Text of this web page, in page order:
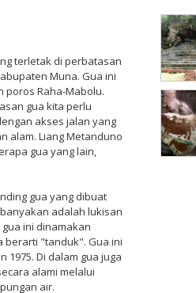
terletak di perbatasan
Muna. Gua ini
poros Raha-Mabolu.
gua kita perlu
akses jalan yang
alam. Liang Metanduno
gua yang lain,
gua yang dibuat
adalah lukisan
ini dinamakan
berarti "tanduk". Gua ini
Di dalam gua juga
alami melalui
air.